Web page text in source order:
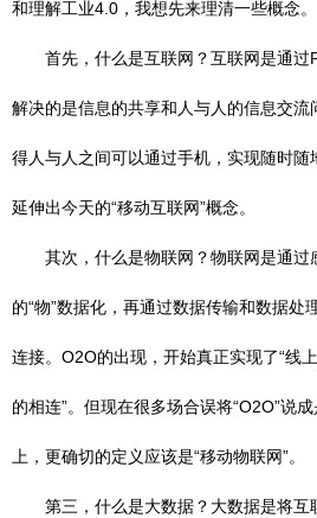
和理解工业4.0，我想先来理清一些概念。
首先，什么是互联网？互联网是通过
解决的是信息的共享和人与人的信息交流
得人与人之间可以通过手机，实现随时随
延伸出今天的“移动互联网”概念。
其次，什么是物联网？物联网是通过
的“物”数据化，再通过数据传输和数据处
连接。O2O的出现，开始真正实现了“线
的相连”。但现在很多场合误将“O2O”说
上，更确切的定义应该是“移动物联网”。
第三，什么是大数据？大数据是将互